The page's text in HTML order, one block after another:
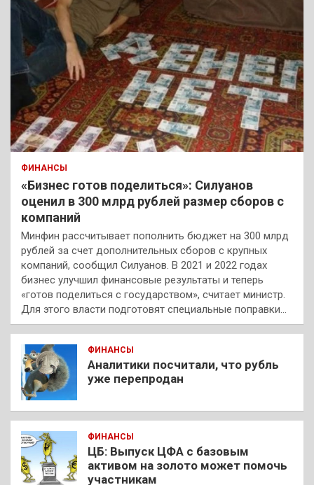
ФИНАНСЫ
«Бизнес готов поделиться»: Силуанов
оценил в 300 млрд рублей размер сборов с
компаний
Минфин рассчитывает пополнить бюджет на 300 млрд
рублей за счет дополнительных сборов с крупных
компаний, сообщил Силуанов. В 2021 и 2022 годах
бизнес улучшил финансовые результаты и теперь
«готов поделиться с государством», считает министр.
Для этого власти подготовят специальные поправки…
ФИНАНСЫ
Аналитики посчитали, что рубль
уже перепродан
ФИНАНСЫ
ЦБ: Выпуск ЦФА с базовым
активом на золото может помочь
участникам